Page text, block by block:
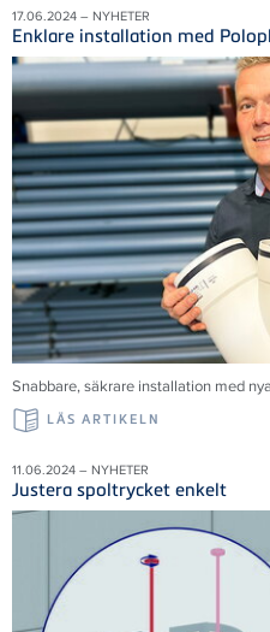
17.06.2024 – NYHETER
Enklare installation med
Snabbare, säkrare installation med
LÄS ARTIKELN
11.06.2024 – NYHETER
Justera spoltrycket enkelt